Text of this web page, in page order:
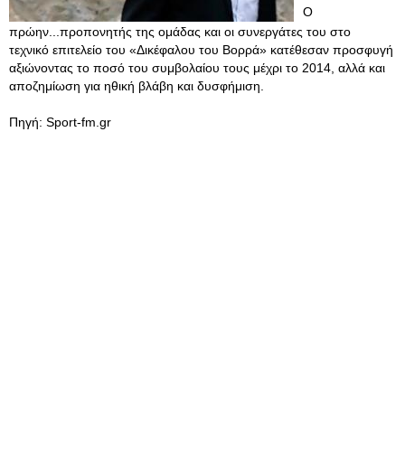
Ο
πρώην...προπονητής της ομάδας και οι συνεργάτες του στο
τεχνικό επιτελείο του «Δικέφαλου του Βορρά» κατέθεσαν προσφυγή
αξιώνοντας το ποσό του συμβολαίου τους μέχρι το 2014, αλλά και
αποζημίωση για ηθική βλάβη και δυσφήμιση.
Πηγή: Sport-fm.gr